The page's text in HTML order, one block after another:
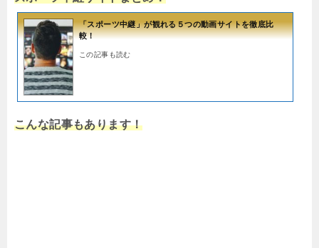
「スポーツ中継」が観れる５つの動画サイトを徹底比
較！
この記事も読む
こんな記事もあります！